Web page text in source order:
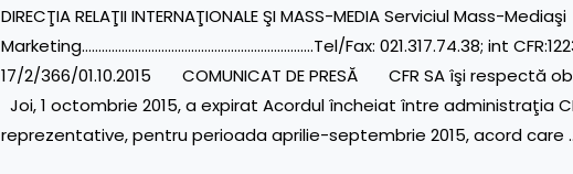
DIRECŢIA RELAŢII INTERNAŢIONALE ŞI MASS-MEDIA Serviciul Mass-Mediaşi
Marketing…………………………………………………………….Tel/Fax: 021.317.74.38; int
17/2/366/01.10.2015 COMUNICAT DE PRESĂ CFR SA îşi respectă
Joi, 1 octombrie 2015, a expirat Acordul încheiat între administraţia
reprezentative, pentru perioada aprilie-septembrie 2015, acord care
01.10.2015